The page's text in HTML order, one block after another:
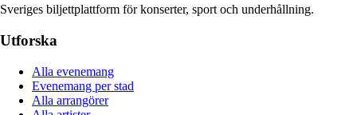
Sveriges biljettplattform för konserter, sport och underhållning.
Utforska
Alla evenemang
Evenemang per stad
Alla arrangörer